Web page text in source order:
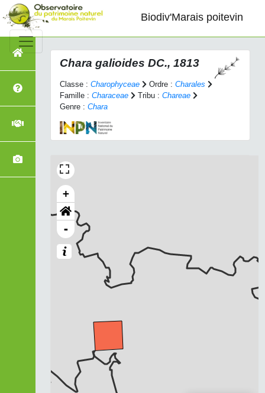
Biodiv'Marais poitevin
Chara galioides DC., 1813
Classe : Charophyceae Ordre : Charales
Famille : Characeae Tribu : Chareae
Genre : Chara
+
-